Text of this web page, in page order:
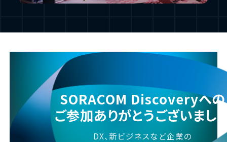
SORACOM Discoveryへの
ご参加ありがとうございまし
DX、新ビジネスなど企業の